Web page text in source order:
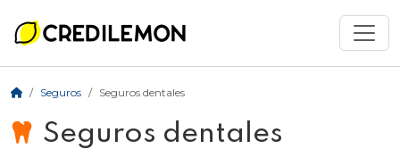
Seguros Seguros dentales
Seguros dentales